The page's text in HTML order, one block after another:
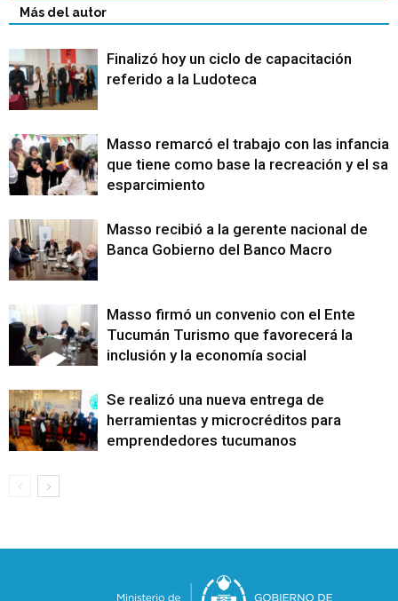
Más del autor
Finalizó hoy un ciclo de capacitación
referido a la Ludoteca
Masso remarcó el trabajo con las infancias
que tiene como base la recreación y el
esparcimiento
Masso recibió a la gerente nacional de
Banca Gobierno del Banco Macro
Masso firmó un convenio con el Ente
Tucumán Turismo que favorecerá la
inclusión y la economía social
Se realizó una nueva entrega de
herramientas y microcréditos para
emprendedores tucumanos